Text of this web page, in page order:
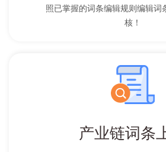
照已掌握的词条编辑规则编辑词
核！
产业链词条